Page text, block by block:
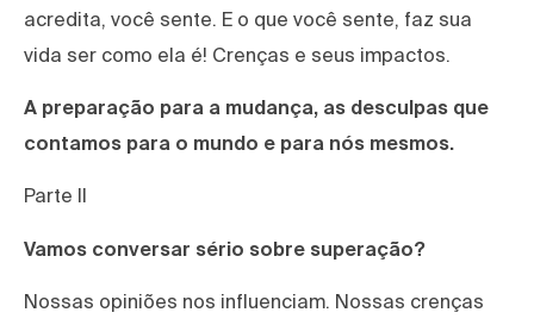
acredita, você sente. E o que você sente, faz sua
vida ser como ela é! Crenças e seus impactos.
A preparação para a mudança, as desculpas que
contamos para o mundo e para nós mesmos.
Parte ll
Vamos conversar sério sobre superação?
Nossas opiniões nos influenciam. Nossas crenças